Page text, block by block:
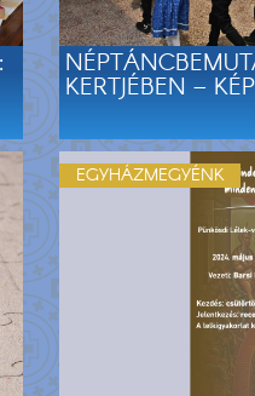
KERTJÉBEN –
EGYHÁZMEGYÉNK